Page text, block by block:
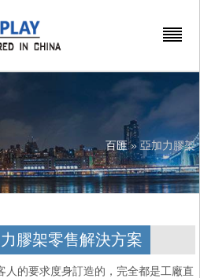
百匯» 亞加力膠架
膠架零售解決方案
人的要求度身訂造的，完全都是工廠直